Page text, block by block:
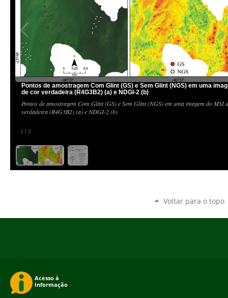
1 / 2
Pontos de amostragem Com Glint (GS) e Sem Glint (NGS) em uma
de cor verdadeira (R4G3B2) (a) e NDGI-2 (b)
Pontos de amostragem Com Glint (GS) e Sem Glint (NGS) em uma imagem do MSI
verdadeira (R4G3B2) (a) e NDGI-2 (b)
Voltar para o topo